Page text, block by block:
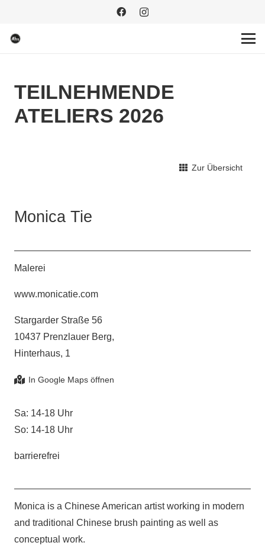
TEILNEHMENDE
ATELIERS 2026
Zur Übersicht
Monica Tie
Malerei
www.monicatie.com
Stargarder Straße 56
10437 Prenzlauer Berg,
Hinterhaus, 1
Sa: 14-18 Uhr
So: 14-18 Uhr
barrierefrei
Monica is a Chinese American artist working in modern
and traditional Chinese brush painting as well as
conceptual work.